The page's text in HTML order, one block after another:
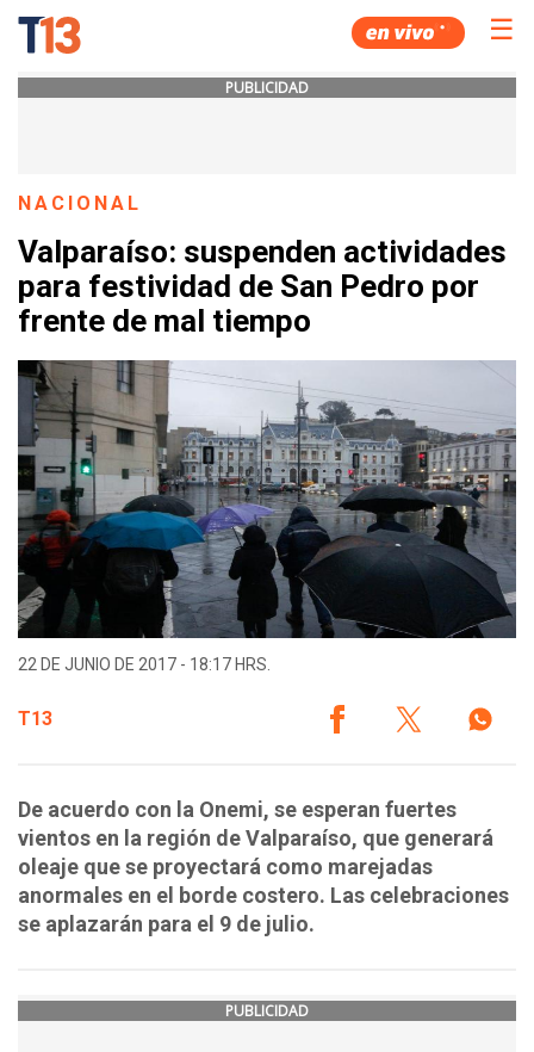
☰
PUBLICIDAD
NACIONAL
Valparaíso: suspenden actividades
para festividad de San Pedro por
frente de mal tiempo
22 DE JUNIO DE 2017 - 18:17 HRS.
T13
De acuerdo con la Onemi, se esperan fuertes
vientos en la región de Valparaíso, que generará
oleaje que se proyectará como marejadas
anormales en el borde costero. Las celebraciones
se aplazarán para el 9 de julio.
PUBLICIDAD